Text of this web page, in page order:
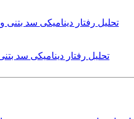
تحلیل رفتار دینامیکی سد